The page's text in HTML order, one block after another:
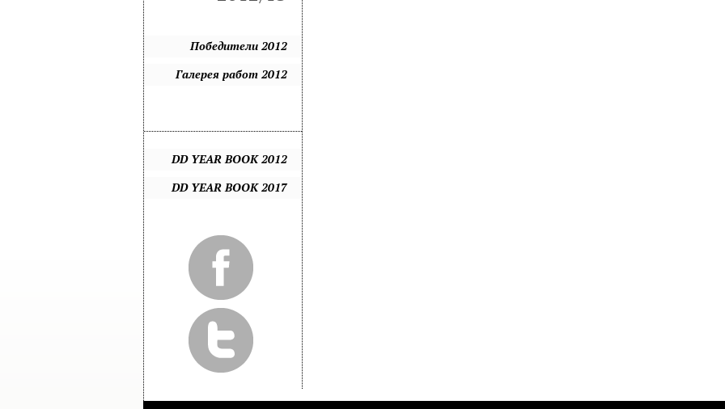
Победители 2012
Галерея работ 2012
DD YEAR BOOK 2012
DD YEAR BOOK 2017